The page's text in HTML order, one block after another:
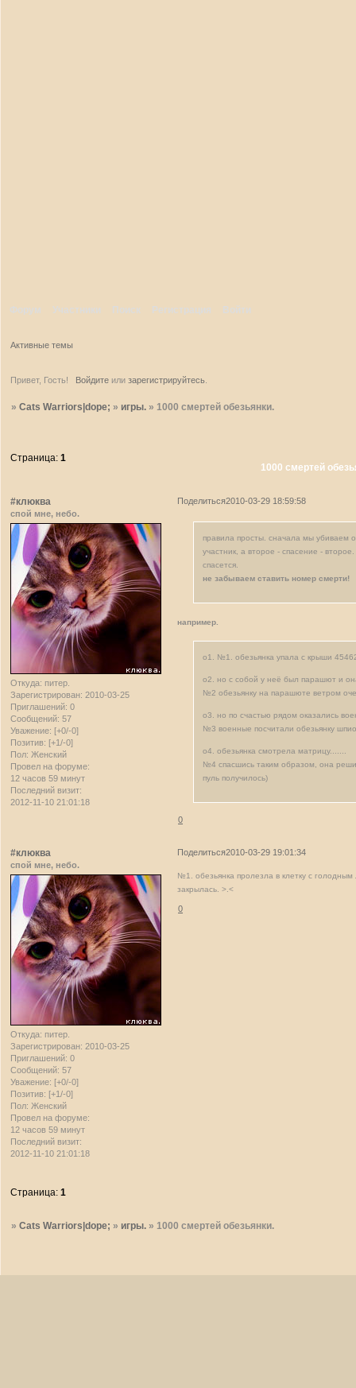
Форум Участники Поиск Регистрация Войти
Активные темы
Привет, Гость! Войдитеили зарегистрируйтесь.
»Cats Warriors|dope; » игры. » 1000 смертей обезьянки.
1000 смертей
Страница:1
Поделиться2010-03-29 18:59:58
#клюква
спой мне, небо.
Откуда: питер.
Зарегистрирован: 2010-03-25
Приглашений: 0
Сообщений: 57
Уважение: [+0/-0]
Позитив: [+1/-0]
Пол: Женский
Провел на форуме:
12 часов 59 минут
Последний визит:
2012-11-10 21:01:18
правила просты. сначала мы убиваем
участник, а второе - спасение -
спасется.
не забываем ставить номер смерти!
например.
о1. №1. обезьянка упала с крыши
о2. но с собой у неё был парашют и
№2 обезьянку на парашюте ветром
о3. но по счастью рядом оказались
№3 военные посчитали обезьянку
о4. обезьянка смотрела матрицу.......
№4 спасшись таким образом, она
пуль получилось)
0
Поделиться2010-03-29 19:01:34
#клюква
спой мне, небо.
Откуда: питер.
Зарегистрирован: 2010-03-25
Приглашений: 0
Сообщений: 57
Уважение: [+0/-0]
Позитив: [+1/-0]
Пол: Женский
Провел на форуме:
12 часов 59 минут
Последний визит:
2012-11-10 21:01:18
№1. обезьянка пролезла в клетку с
закрылась. >.<
0
Страница:1
»Cats Warriors|dope; » игры. » 1000 смертей обезьянки.